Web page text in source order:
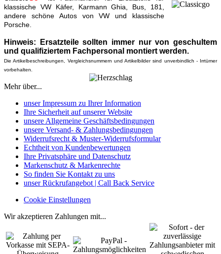
klassische VW Käfer, Karmann Ghia, Bus, 181,
andere schöne Autos von VW und klassische
Porsche.
Hinweis: Ersatzteile sollten immer nur von geschultem
und qualifiziertem Fachpersonal montiert werden.
Die Artikelbeschreibungen, Vergleichsnummern und Artikelbilder sind unverbindlich - Irrtümer
vorbehalten.
Mehr über...
unser Impressum zu Ihrer Information
Ihre Sicherheit auf unserer Website
unsere Allgemeine Geschäftsbedingungen
unsere Versand- & Zahlungsbedingungen
Widerrufsrecht & Muster-Widerrufsformular
Echtheit von Kundenbewertungen
Ihre Privatsphäre und Datenschutz
Markenschutz & Markenrechte
So finden Sie Kontakt zu uns
unser Rückrufangebot | Call Back Service
Cookie Einstellungen
Wir akzeptieren Zahlungen mit...